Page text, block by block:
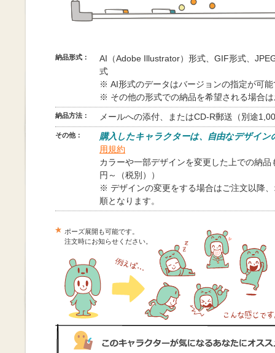
納品形式：
AI（Adobe Illustrator）形式、GIF形式、
式
※ AI形式のデータはバージョンの指定が可能
※ その他の形式での納品を希望される場合
納品方法： メールへの添付、またはCD-R郵送（別途
その他：
購入したキャラクターは、自由なデザイン
用規約
カラーや一部デザインを変更した上での納
円～（税別））
※ デザインの変更をする場合はご注文以降
順となります。
ポーズ展開も可能です。
注文時にお知らせください。